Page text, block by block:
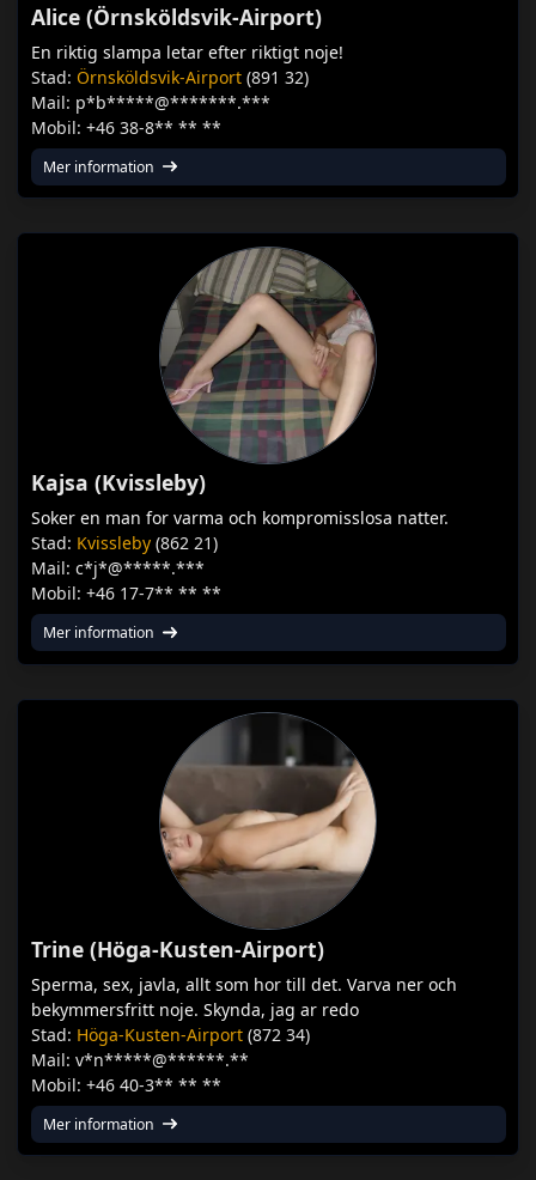
Alice (Örnsköldsvik-Airport)
En riktig slampa letar efter riktigt noje!
Stad: Örnsköldsvik-Airport (891 32)
Mail: p*b*****@*******.***
Mobil: +46 38-8** ** **
Mer information
Kajsa (Kvissleby)
Soker en man for varma och kompromisslosa natter.
Stad: Kvissleby (862 21)
Mail: c*j*@*****.***
Mobil: +46 17-7** ** **
Mer information
Trine (Höga-Kusten-Airport)
Sperma, sex, javla, allt som hor till det. Varva ner och
bekymmersfritt noje. Skynda, jag ar redo
Stad: Höga-Kusten-Airport (872 34)
Mail: v*n*****@******.**
Mobil: +46 40-3** ** **
Mer information